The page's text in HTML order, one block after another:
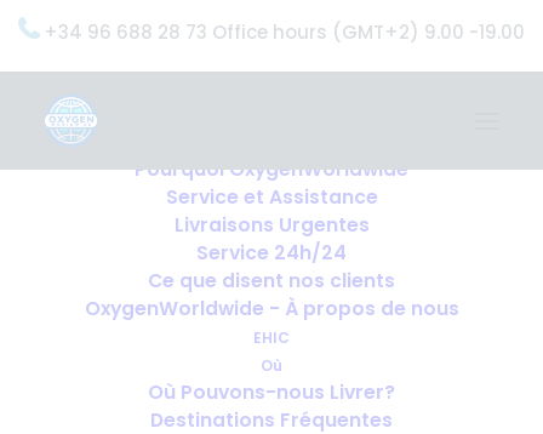
+34 96 688 28 73 Office hours (GMT+2) 9.00 -19.00
OxygenWorldwide (Ce que nous faisons)
Pourquoi OxygenWorldwide
Service et Assistance
Livraisons Urgentes
Service 24h/24
Ce que disent nos clients
OxygenWorldwide - À propos de nous
EHIC
Où
Où Pouvons-nous Livrer?
Destinations Fréquentes